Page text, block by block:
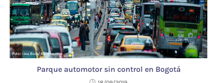
Parque automotor sin control en Bogotá